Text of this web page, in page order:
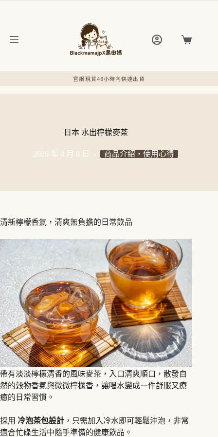
購
官網現貨48小時內快速出貨
日本 水出檸檬麥茶
2026 年 4 月 8 日 商品介紹・使用心得
清新檸檬香氣，清爽無負擔的日常飲品
帶有淡淡檸檬清香的風味麥茶，入口清爽順口，散發自
然的穀物香氣與微微檸檬香，讓喝水變成一件舒服又療
癒的日常習慣。
採用 冷泡茶包設計 ，只需加入冷水即可輕鬆沖泡，非常
適合忙碌生活中隨手準備的健康飲品。